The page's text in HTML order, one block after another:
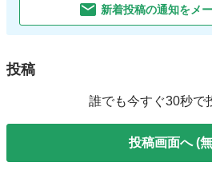
新着投稿の通知をメ
投稿
誰でも今すぐ30秒で
投稿画面へ (